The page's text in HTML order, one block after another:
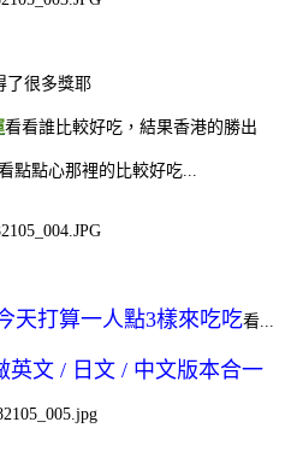
了很多獎耶
看看誰比較好吃，結果香港的勝出
點點心那裡的比較好吃...
天打算一人點3樣來吃吃看...
英文 / 日文 / 中文版本合一